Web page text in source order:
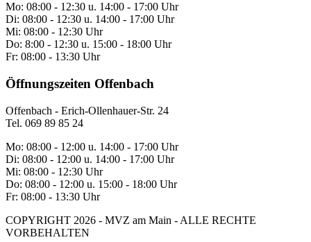
Mo: 08:00 - 12:30 u. 14:00 - 17:00 Uhr
Di: 08:00 - 12:30 u. 14:00 - 17:00 Uhr
Mi: 08:00 - 12:30 Uhr
Do: 8:00 - 12:30 u. 15:00 - 18:00 Uhr
Fr: 08:00 - 13:30 Uhr
Öffnungszeiten Offenbach
Offenbach - Erich-Ollenhauer-Str. 24
Tel. 069 89 85 24
Mo: 08:00 - 12:00 u. 14:00 - 17:00 Uhr
Di: 08:00 - 12:00 u. 14:00 - 17:00 Uhr
Mi: 08:00 - 12:30 Uhr
Do: 08:00 - 12:00 u. 15:00 - 18:00 Uhr
Fr: 08:00 - 13:30 Uhr
COPYRIGHT 2026 - MVZ am Main - ALLE RECHTE
VORBEHALTEN